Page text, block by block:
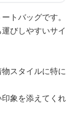
トバッグです。
びしやすいサイ
スタイルに特に
象を添えてくれ